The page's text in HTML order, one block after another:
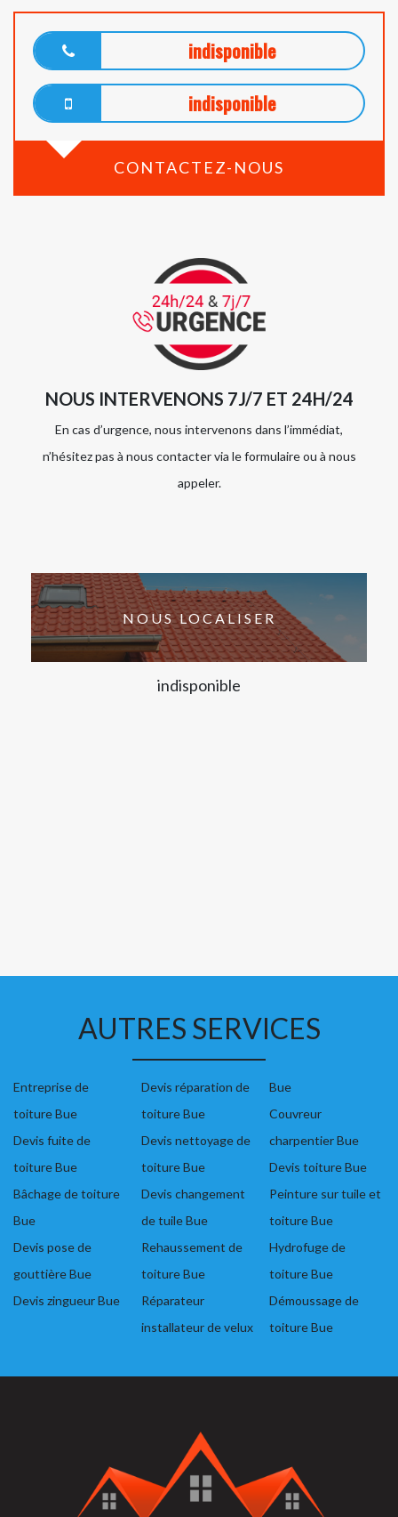
indisponible
indisponible
CONTACTEZ-NOUS
NOUS INTERVENONS 7J/7 ET 24H/24
En cas d’urgence, nous intervenons dans l’immédiat,
n’hésitez pas à nous contacter via le formulaire ou à nous
appeler.
NOUS LOCALISER
indisponible
AUTRES SERVICES
Entreprise de
toiture Bue
Devis fuite de
toiture Bue
Bâchage de toiture
Bue
Devis pose de
gouttière Bue
Devis zingueur Bue
Devis réparation de
toiture Bue
Devis nettoyage de
toiture Bue
Devis changement
de tuile Bue
Rehaussement de
toiture Bue
Réparateur
installateur de velux
Bue
Couvreur
charpentier Bue
Devis toiture Bue
Peinture sur tuile et
toiture Bue
Hydrofuge de
toiture Bue
Démoussage de
toiture Bue